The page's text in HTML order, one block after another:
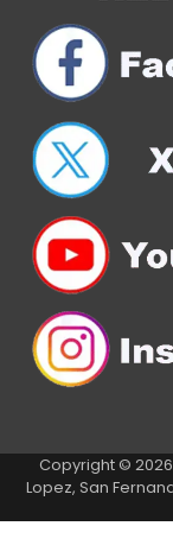
Copyright © 2026
Lopez, San